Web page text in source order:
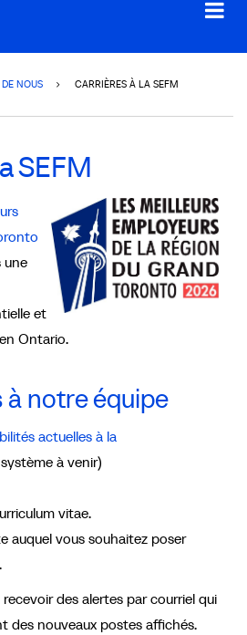
NOUS CARRIÈRES À LA SEFM
SEFM
une
et
Ontario.
notre équipe
actuelles à la
à venir)
vitae.
auquel vous souhaitez poser
des alertes par courriel qui
des nouveaux postes affichés.